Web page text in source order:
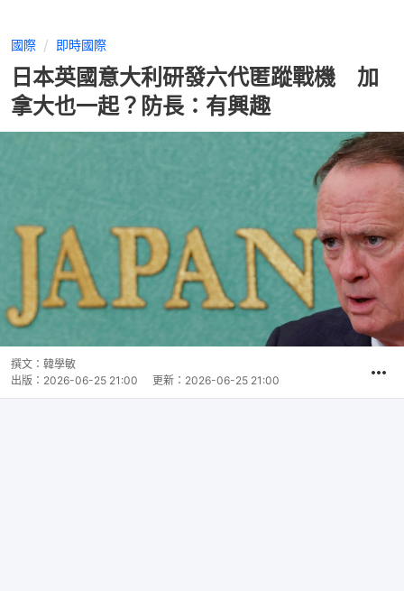
國際 即時國際
日本英國意大利研發六代匿蹤戰機 加
拿大也一起？防長：有興趣
撰文： 韓學敏
出版： 2026-06-25 21:00 更新： 2026-06-25 21:00